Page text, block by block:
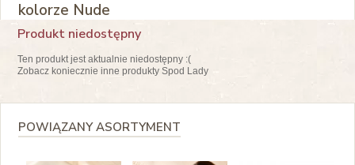
kolorze Nude
Produkt niedostępny
Ten produkt jest aktualnie niedostępny :(
Zobacz koniecznie inne produkty Spod Lady
POWIĄZANY ASORTYMENT